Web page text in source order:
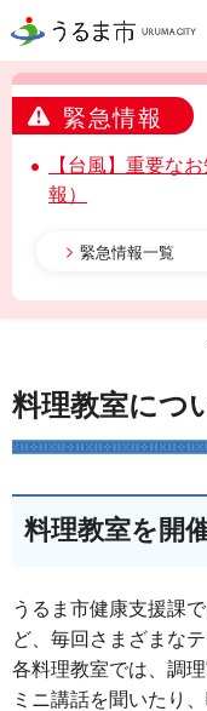
うるま市
緊急情報
【台風】重要な
報）
緊急情報一覧
料理教室につ
料理教室を開
うるま市健康支援課
ど、毎回さまざまな
各料理教室では、調
ミニ講話を聞いたり